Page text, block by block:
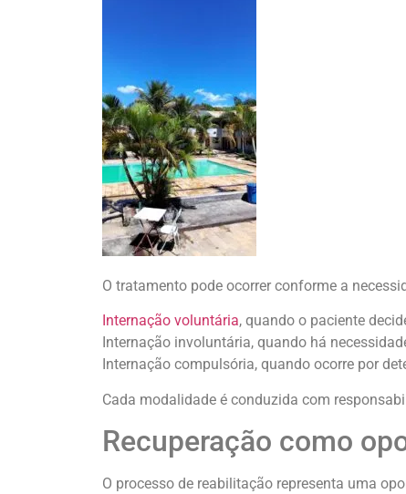
O tratamento pode ocorrer conforme a
Internação voluntária, quando o paciente
Internação involuntária, quando há
Internação compulsória, quando ocorre por
Cada modalidade é conduzida com
Recuperação como
O processo de reabilitação representa uma